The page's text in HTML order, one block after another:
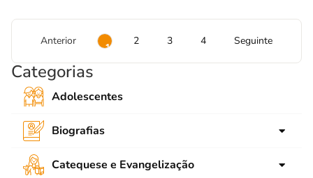
Anterior
1
2 3 4 Seguinte
Categorias
Adolescentes
Biografias
para crianças
Catequese e Evangelização